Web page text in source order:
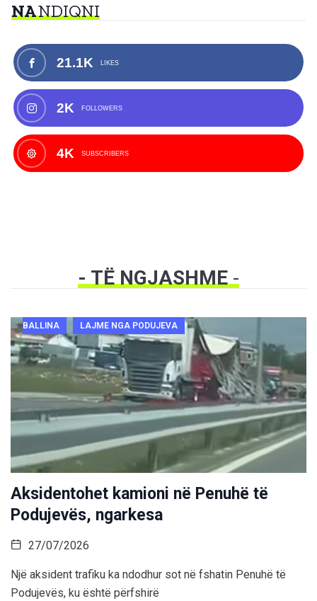
NANDIQNI
21.1K LIKES
2K FOLLOWERS
4K SUBSCRIBERS
- TË NGJASHME-
BALLINA LAJME NGA PODUJEVA
Aksidentohet kamioni në Penuhë të
Podujevës, ngarkesa
27/07/2026
Një aksident trafiku ka ndodhur sot në fshatin Penuhë të
Podujevës, ku është përfshirë